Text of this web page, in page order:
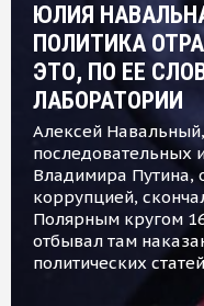
ЮЛИЯ
ПОЛИТИКА
ЭТО, ПО ЕЕ
ЛАБОРАТОРИИ
Алексей
последовательных
Владимира Путина,
коррупцией,
Полярным кругом
отбывал там
политических статей